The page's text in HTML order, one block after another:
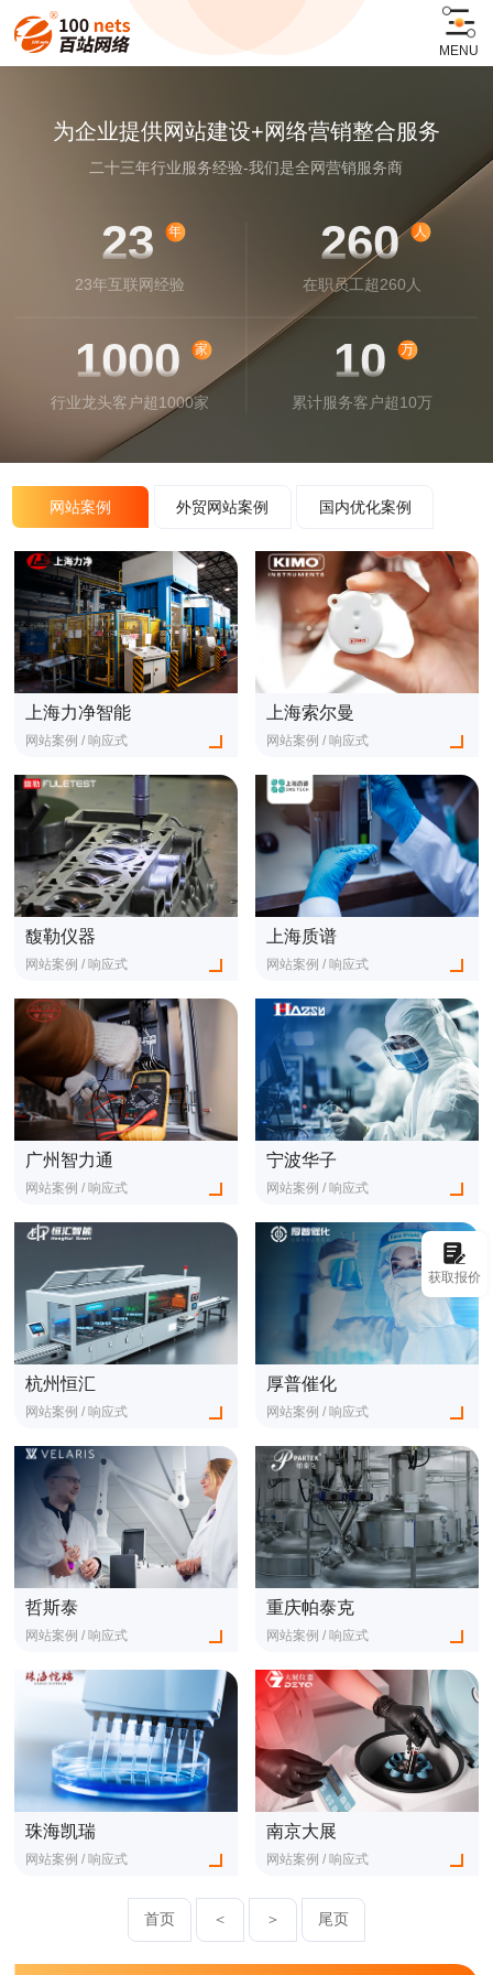
MENU
为企业提供网站建设+网络营销整合服务
二十三年行业服务经验-我们是全网营销服务商
23 年
23年互联网经验
260 人
在职员工超260人
1000 家
行业龙头客户超1000家
10 万
累计服务客户超10万
网站案例 外贸网站案例 国内优化案例
查看更多
上海力净智能
网站案例 / 响应式
查看更多
上海索尔曼
网站案例 / 响应式
查看更多
馥勒仪器
网站案例 / 响应式
查看更多
上海质谱
网站案例 / 响应式
广州智力通
网站案例 / 响应式
查看更多
宁波华子
网站案例 / 响应式
查看更多
杭州恒汇
网站案例 / 响应式
查看更多
厚普催化
网站案例 / 响应式
哲斯泰
网站案例 / 响应式
查看更多
重庆帕泰克
网站案例 / 响应式
查看更多
珠海凯瑞
网站案例 / 响应式
查看更多
南京大展
网站案例 / 响应式
首页 ＜ ＞ 尾页
获取报价